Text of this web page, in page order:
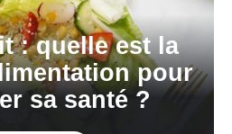
: quelle est la
pour
sa santé ?